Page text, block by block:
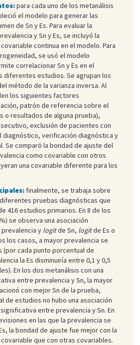
para cada uno de los metanálisis
el modelo para generar las
de Sn y Es. Para evaluar la
y Sn y Es, se incluyó la
continua en el modelo. Para
se usó el modelo
correlacionar Sn y Es en el
diferentes estudios. Se agrupan los
método de la varianza inversa. Al
los siguientes factores
patrón de referencia sobre el
o resultados de alguna prueba),
exclusión de pacientes con
verificación diagnóstica y
Se comparó la bondad de ajuste del
como covariable con otros
una covariable diferente para los
finalmente, se trabaja sobre
pruebas diagnósticas que
416 estudios primarios. En 8 de los
se observa una asociación
y logitde Sn, logitde Es o
los casos, a mayor prevalencia se
(por cada punto porcentual de
la Es disminuiría entre 0,1 y 0,5
En los dos metanálisis con una
entre prevalencia y Sn, la mayor
con mejor Sn de la prueba,
de estudios no hubo una asociación
entre prevalencia y Sn. En
en las que la prevalencia se
la bondad de ajuste fue mejor con la
que con otras covariables.